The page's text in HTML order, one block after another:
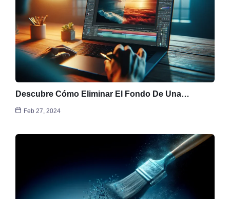
Descubre Cómo Eliminar El Fondo De Una…
Feb 27, 2024